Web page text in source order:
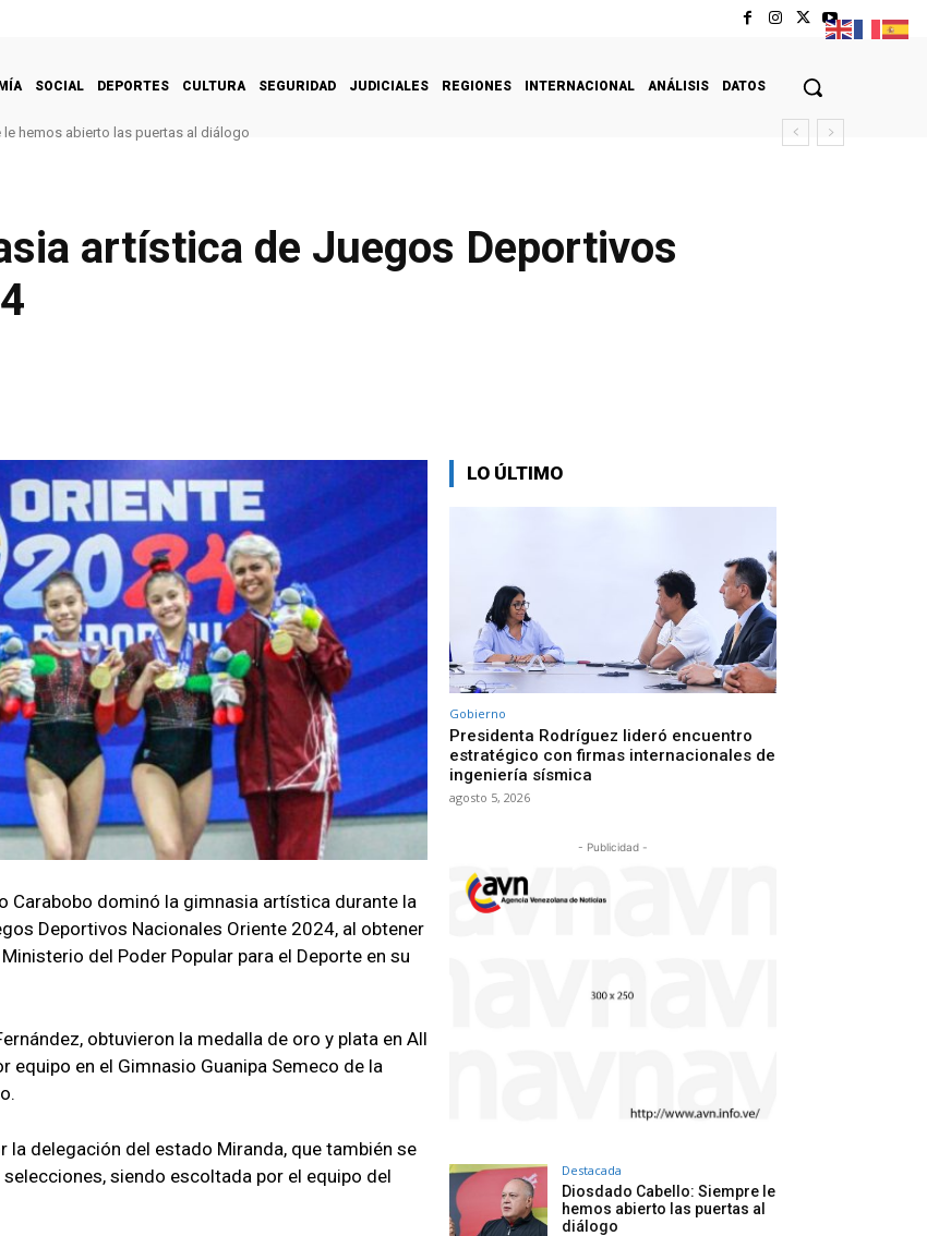
SOCIAL DEPORTES CULTURA SEGURIDAD JUDICIALES REGIONES INTERNACIONAL ANÁLISIS DATOS
hemos abierto las puertas al diálogo
artística de Juegos Deportivos
Carabobo dominó la gimnasia artística durante la
Deportivos Nacionales Oriente 2024, al obtener
del Poder Popular para el Deporte en su
obtuvieron la medalla de oro y plata en All
en el Gimnasio Guanipa Semeco de la
delegación del estado Miranda, que también se
siendo escoltada por el equipo del
LO ÚLTIMO
Gobierno
Presidenta Rodríguez lideró encuentro
estratégico con firmas internacionales de
ingeniería sísmica
agosto 5, 2026
- Publicidad -
Destacada
Diosdado Cabello: Siempre le
hemos abierto las puertas al
diálogo